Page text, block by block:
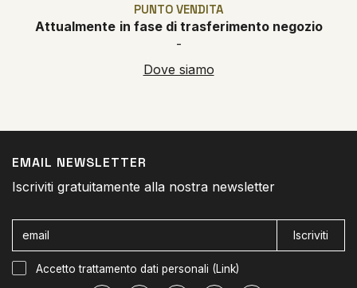
PUNTO VENDITA
Attualmente in fase di trasferimento negozio
-
Dove siamo
EMAIL NEWSLETTER
Iscriviti gratuitamente alla nostra newsletter
Iscriviti
Accetto trattamento dati personali (Link)